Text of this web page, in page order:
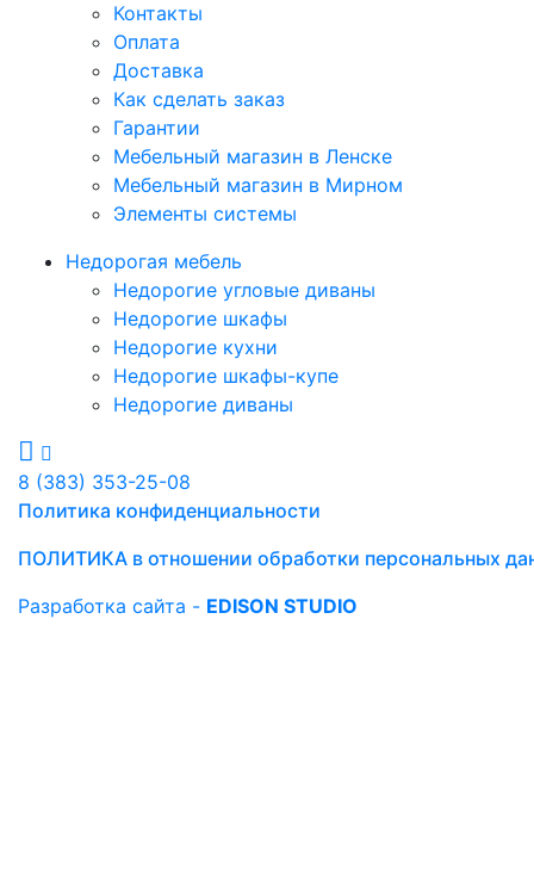
Контакты
Оплата
Доставка
Как сделать заказ
Гарантии
Мебельный магазин в Ленске
Мебельный магазин в Мирном
Элементы системы
Недорогая мебель
Недорогие угловые диваны
Недорогие шкафы
Недорогие кухни
Недорогие шкафы-купе
Недорогие диваны
8 (383) 353-25-08
Политика конфиденциальности
ПОЛИТИКА в отношении обработки персональных
Разработка сайта - EDISON STUDIO